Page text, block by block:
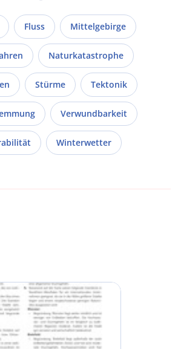
Fluss Mittelgebirge
Naturkatastrophe
Stürme Tektonik
Verwundbarkeit
Winterwetter